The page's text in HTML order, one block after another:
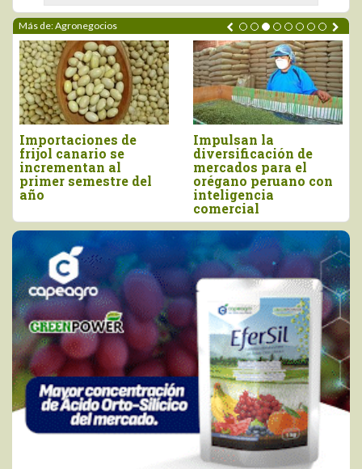
Más de: Agronegocios
Impulsan la
diversificación de
mercados para el
orégano peruano con
inteligencia
Perú importó vino por
más de US$ 16,4
millones, entre enero
y junio